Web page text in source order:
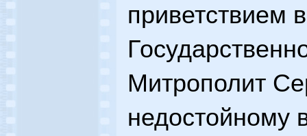
приветствием
Митрополит
недостойному